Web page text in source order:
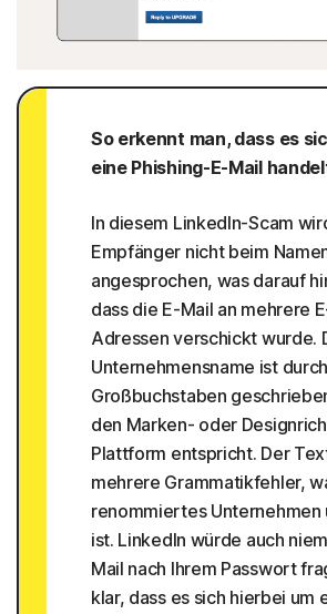
So erkennt man, dass es
eine Phishing-E-Mail
In diesem LinkedIn-Scam
Empfänger nicht beim
angesprochen, was darauf
dass die E-Mail an mehrere
Adressen verschickt wurde.
Unternehmensname ist
Großbuchstaben
den Marken- oder
Plattform entspricht. Der
mehrere Grammatikfehler,
renommiertes Unternehmen
ist. LinkedIn würde auch
Mail nach Ihrem Passwort
klar, dass es sich hierbei um